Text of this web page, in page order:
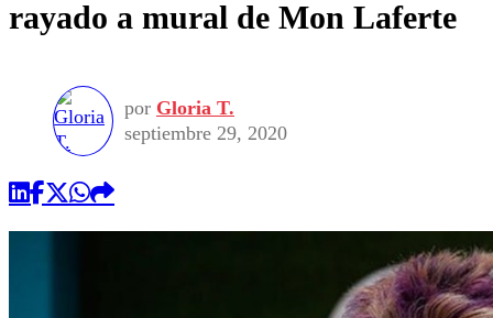
Seleccion Chilena
Universidad Católica
Universidad de Chile
Economía
Política
Sustentabilidad
Publicaciones en medios
Comercial
rayado a mural de Mon Laferte
por Gloria T.
septiembre 29, 2020